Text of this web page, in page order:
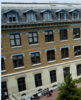
master
LLCER
anglais-
à
Lyon
3